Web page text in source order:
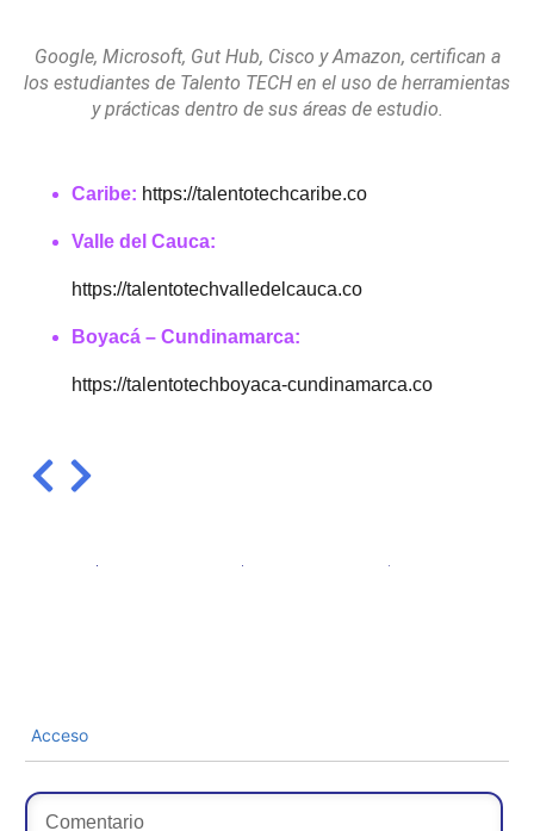
Google, Microsoft, Gut Hub, Cisco y Amazon, certifican a
los estudiantes de Talento TECH en el uso de herramientas
y prácticas dentro de sus áreas de estudio.
Caribe: https://talentotechcaribe.co
Valle del Cauca:
https://talentotechvalledelcauca.co
Boyacá – Cundinamarca:
https://talentotechboyaca-cundinamarca.co
Acceso